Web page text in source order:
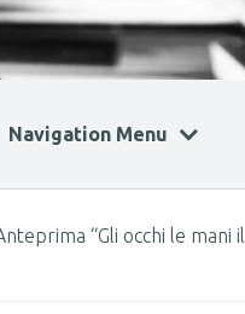
Navigation Menu
“Gli occhi le mani il